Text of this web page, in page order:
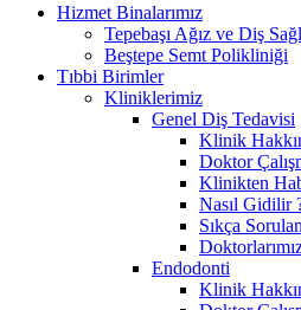
Hizmet Binalarımız
Tepebaşı Ağız ve Diş
Beştepe Semt Polikliniği
Tıbbi Birimler
Kliniklerimiz
Genel Diş Tedavisi
Klinik
Doktor
Klinikten
Nasıl Gidilir
Sıkça
Endodonti
Klinik